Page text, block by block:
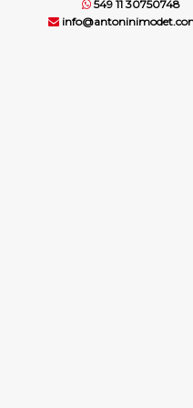
549 11 30750748